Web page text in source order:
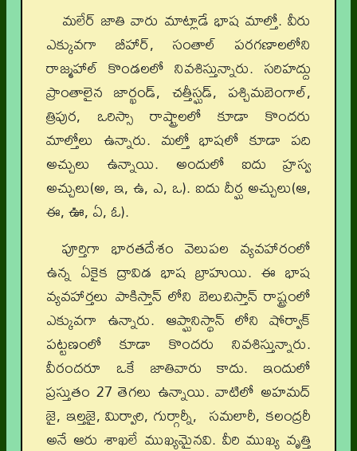
మలేర్ జాతి వారు మాట్లాడే భాష మాల్తో. వీరు
ఎక్కువగా బీహార్, సంతాల్ పరగణాలలోని
రాజ్మహాల్ కొండలలో నివశిస్తున్నారు. సరిహద్దు
ప్రాంతాలైన జార్ఖండ్, చత్తీస్ఘడ్, పశ్చిమబెంగాల్,
త్రిపుర, ఒరిస్సా రాష్ట్రాలలో కూడా కొందరు
మాల్తోలు ఉన్నారు. మల్తో భాషలో కూడా పది
అచ్చులు ఉన్నాయి. అందులో ఐదు హ్రస్వ
అచ్చులు(అ, ఇ, ఉ, ఎ, ఒ). ఐదు దీర్ఘ అచ్చులు(ఆ,
ఈ, ఊ, ఏ, ఓ).
పూర్తిగా భారతదేశం వెలుపల వ్యవహారంలో
ఉన్న ఏకైక ద్రావిడ భాష బ్రాహుయి. ఈ భాష
వ్యవహార్తలు పాకిస్తాన్ లోని బెలుచిస్తాన్ రాష్ట్రంలో
ఎక్కువగా ఉన్నారు. ఆప్ఘానిస్థాన్ లోని షోర్వాక్
పట్టణంలో కూడా కొందరు నివశిస్తున్నారు.
వీరందరూ ఒకే జాతివారు కాదు. ఇందులో
ప్రస్తుతం 27 తెగలు ఉన్నాయి. వాటిలో అహమద్
జై, ఇల్తజై, మిర్వారి, గుర్గార్నీ, సమలారీ, కలంద్రరీ
అనే ఆరు శాఖలే ముఖ్యమైనవి. వీరి ముఖ్య వృత్తి